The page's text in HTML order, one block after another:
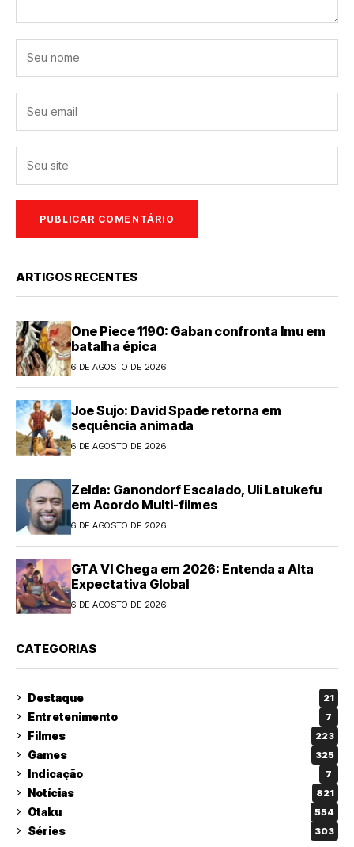
ARTIGOS RECENTES
One Piece 1190: Gaban confronta Imu em
batalha épica
6 DE AGOSTO DE 2026
Joe Sujo: David Spade retorna em
sequência animada
6 DE AGOSTO DE 2026
Zelda: Ganondorf Escalado, Uli Latukefu
em Acordo Multi-filmes
6 DE AGOSTO DE 2026
GTA VI Chega em 2026: Entenda a Alta
Expectativa Global
6 DE AGOSTO DE 2026
CATEGORIAS
Destaque 21
Entretenimento 7
Filmes 223
Games 325
Indicação 7
Notícias 821
Otaku 554
Séries 303